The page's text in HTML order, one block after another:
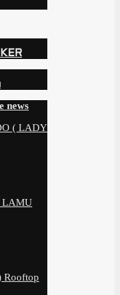
news
( LADY
LAMU
Rooftop